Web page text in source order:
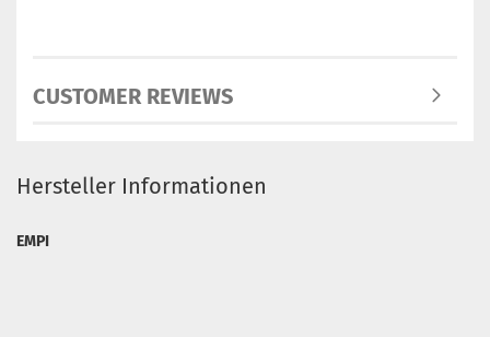
CUSTOMER REVIEWS
Hersteller Informationen
EMPI